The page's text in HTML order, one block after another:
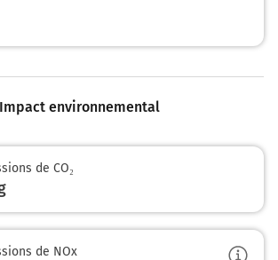
Impact environnemental
de CO₂
de NOx